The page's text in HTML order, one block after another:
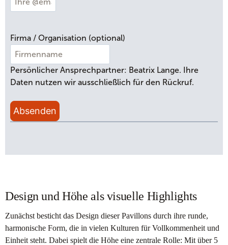
Firma / Organisation (optional)
Persönlicher Ansprechpartner: Beatrix Lange. Ihre
Daten nutzen wir ausschließlich für den Rückruf.
Absenden
Design und Höhe als visuelle Highlights
Zunächst besticht das Design dieser Pavillons durch ihre runde,
harmonische Form, die in vielen Kulturen für Vollkommenheit und
Einheit steht. Dabei spielt die Höhe eine zentrale Rolle: Mit über 5